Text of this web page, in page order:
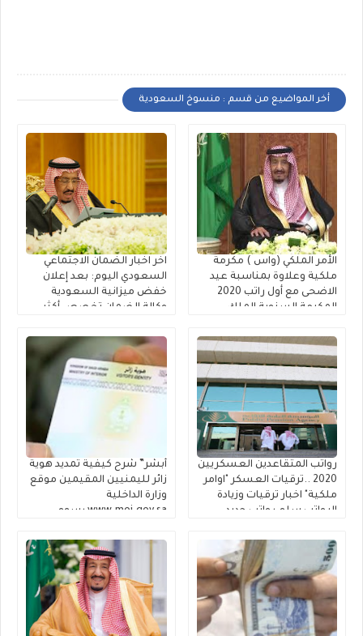
أخر المواضيع من قسم : منسوخ السعودية
الأمر الملكي (واس ) مكرمة
ملكية وعلاوة بمناسبة عيد
الاضحى مع أول راتب 2020
المكرمة السنوية الملك
المعيشة 1441 ~ قرار مكرمة
الملك سلمان ضمان اجتماعي
1441 امر ملكي جديد
للعسكريين المساعدة
المقطوعة في الضمان
الإجتماعي لقوائم الانتظار
اخر اخبار الضمان الاجتماعي
السعودي اليوم: بعد إعلان
خفض ميزانية السعودية
وكالة الضمان تخصص أكثر
لمستفيدي الضمان الاجتماعي
والمساعدة المقطوعة
رواتب المتقاعدين العسكريين
2020 ..ترقيات العسكر "اوامر
ملكية" اخبار ترقيات وزيادة
الرواتب سلم رواتب جديد
السعوديين وإكمال مسوغات
صرف مستحقات التقاعد
أبشر” شرح كيفية تمديد هوية
زائر لليمنيين المقيمين موقع
وزارة الداخلية
www.moi.gov.sa رسوم
الخامسه